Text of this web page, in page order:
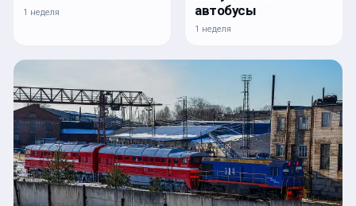
1 неделя
автобусы
1 неделя